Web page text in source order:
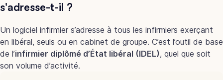
s'adresse-t-il ?
Un logiciel infirmier s’adresse à tous les infirmiers exerçant
en libéral, seuls ou en cabinet de groupe. C’est l’outil de base
de l’infirmier diplômé d’État libéral (IDEL), quel que soit
son volume d’activité.